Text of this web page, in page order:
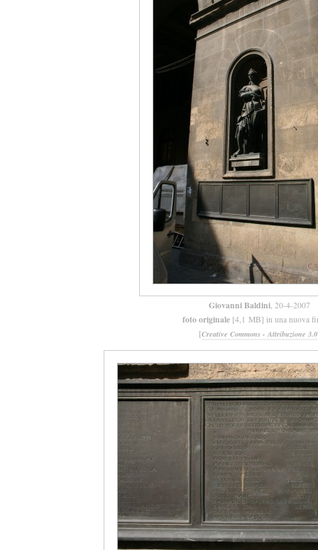
Giovanni Baldini, 20-4-2007
foto originale [4,1 MB] in una nuova
[Creative Commons - Attribuzione 3.0